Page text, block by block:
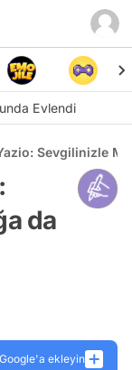
Evlendi
Sevgilinizle
da
ekleyin